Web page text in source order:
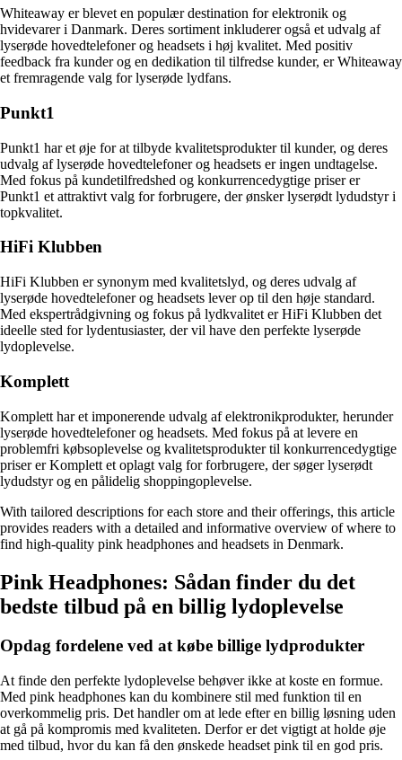
Whiteaway er blevet en populær destination for elektronik og
hvidevarer i Danmark. Deres sortiment inkluderer også et udvalg af
lyserøde hovedtelefoner og headsets i høj kvalitet. Med positiv
feedback fra kunder og en dedikation til tilfredse kunder, er Whiteaway
et fremragende valg for lyserøde lydfans.
Punkt1
Punkt1 har et øje for at tilbyde kvalitetsprodukter til kunder, og deres
udvalg af lyserøde hovedtelefoner og headsets er ingen undtagelse.
Med fokus på kundetilfredshed og konkurrencedygtige priser er
Punkt1 et attraktivt valg for forbrugere, der ønsker lyserødt lydudstyr i
topkvalitet.
HiFi Klubben
HiFi Klubben er synonym med kvalitetslyd, og deres udvalg af
lyserøde hovedtelefoner og headsets lever op til den høje standard.
Med ekspertrådgivning og fokus på lydkvalitet er HiFi Klubben det
ideelle sted for lydentusiaster, der vil have den perfekte lyserøde
lydoplevelse.
Komplett
Komplett har et imponerende udvalg af elektronikprodukter, herunder
lyserøde hovedtelefoner og headsets. Med fokus på at levere en
problemfri købsoplevelse og kvalitetsprodukter til konkurrencedygtige
priser er Komplett et oplagt valg for forbrugere, der søger lyserødt
lydudstyr og en pålidelig shoppingoplevelse.
With tailored descriptions for each store and their offerings, this article
provides readers with a detailed and informative overview of where to
find high-quality pink headphones and headsets in Denmark.
Pink Headphones: Sådan finder du det
bedste tilbud på en billig lydoplevelse
Opdag fordelene ved at købe billige lydprodukter
At finde den perfekte lydoplevelse behøver ikke at koste en formue.
Med pink headphones kan du kombinere stil med funktion til en
overkommelig pris. Det handler om at lede efter en billig løsning uden
at gå på kompromis med kvaliteten. Derfor er det vigtigt at holde øje
med tilbud, hvor du kan få den ønskede headset pink til en god pris.